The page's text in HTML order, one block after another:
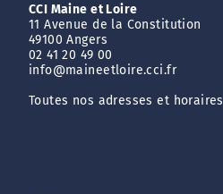
CCI Maine et Loire
11 Avenue de la Constitution
49100 Angers
02 41 20 49 00
info@maineetloire.cci.fr
Toutes nos adresses et horaires